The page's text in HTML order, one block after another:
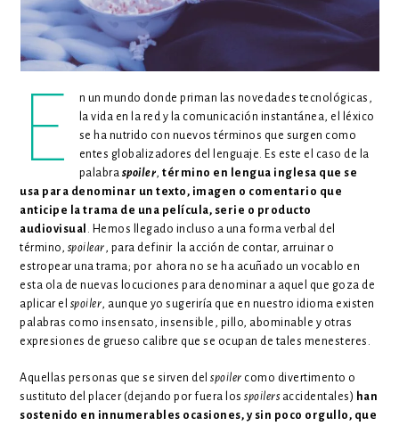
E
n un mundo donde priman las novedades tecnológicas,
la vida en la red y la comunicación instantánea, el léxico
se ha nutrido con nuevos términos que surgen como
entes globalizadores del lenguaje. Es este el caso de la
palabra spoiler,término en lengua inglesa que se
usa para denominar un texto, imagen o comentario que
anticipe la trama de una película, serie o producto
audiovisual . Hemos llegado incluso a una forma verbal del
término, spoilear, para definir la acción de contar, arruinar o
estropear una trama; por ahora no se ha acuñado un vocablo en
esta ola de nuevas locuciones para denominar a aquel que goza de
aplicar el spoiler, aunque yo sugeriría que en nuestro idioma existen
palabras como insensato, insensible, pillo, abominable y otras
expresiones de grueso calibre que se ocupan de tales menesteres.
Aquellas personas que se sirven delspoiler como divertimento o
sustituto del placer (dejando por fuera losspoilersaccidentales) han
sostenido en innumerables ocasiones, y sin poco orgullo, que